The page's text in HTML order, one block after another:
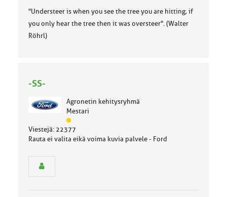
"Understeer is when you see the tree you are hitting, if
you only hear the tree then it was oversteer". (Walter
Röhrl)
-SS-
Agronetin kehitysryhmä
Mestari
J
ä
s
Viestejä: 22377
Rauta ei valita eikä voima kuvia palvele - Ford